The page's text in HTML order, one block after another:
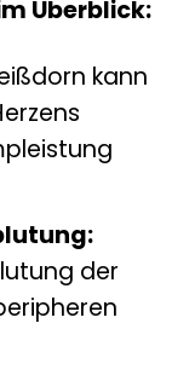
Überblick:
kann
der